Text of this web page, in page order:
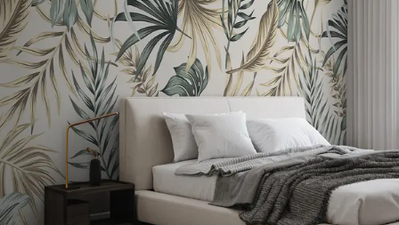
45.00 27.00€ /m²
Premium
56 .67 34.00€/m²
Premium Vinil
65.00 39.00€/m²
Peel and Stick